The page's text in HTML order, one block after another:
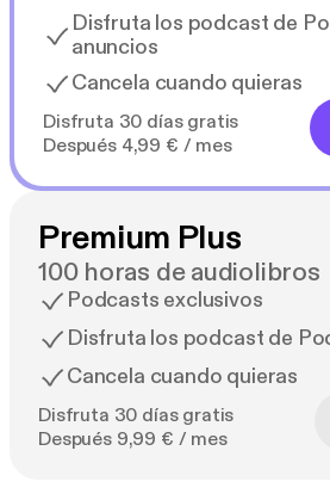
Disfruta los podcast de
anuncios
Cancela cuando quieras
Disfruta 30 días gratis
Después 4,99 € / mes
Premium Plus
100 horas de audiolibros
Podcasts exclusivos
Disfruta los podcast de
Cancela cuando quieras
Disfruta 30 días gratis
Después 9,99 € / mes